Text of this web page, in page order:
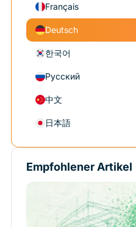
Français
Deutsch
한국어
Русский
中文
日本語
Empfohlener Artikel